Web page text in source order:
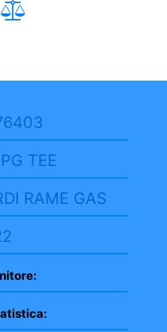
TEE
RAME GAS